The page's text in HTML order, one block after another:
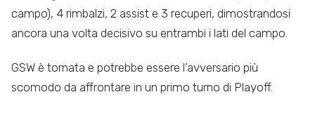
campo), 4 rimbalzi, 2 assist e 3 recuperi, dimostrandosi
ancora una volta decisivo su entrambi i lati del campo.
GSW è tornata e potrebbe essere l’avversario più
scomodo da affrontare in un primo turno di Playoff.